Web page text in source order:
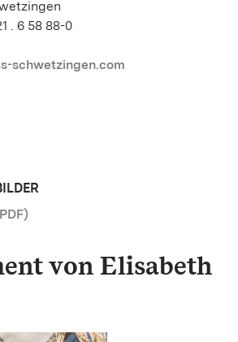
. 6 58 88-0
schwetzingen.com
von Elisabeth